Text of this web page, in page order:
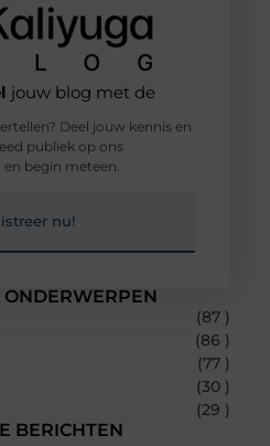
(87 )
(86 )
(77 )
(30 )
(29 )
BERICHTEN
jouw blog met de
Deel jouw kennis en
publiek op ons
begin meteen.
nu!